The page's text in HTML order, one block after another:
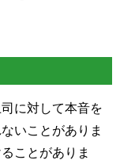
に対して本音を
いことがありま
ことがありま